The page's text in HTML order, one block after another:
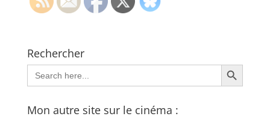
Rechercher
Search
for:
Search Button
Mon autre site sur le cinéma :